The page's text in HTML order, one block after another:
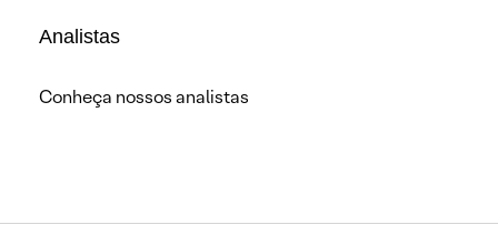
Analistas
Conheça nossos analistas